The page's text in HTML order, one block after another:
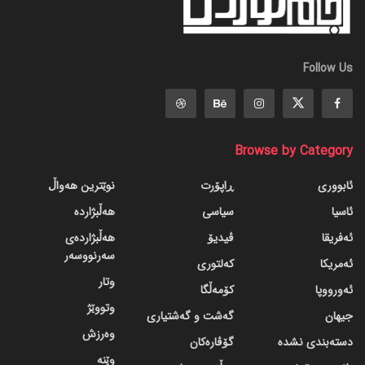
Follow Us
Browse by Category
ئابووری
ئاسیا
ئەفریقا
ئەمریکا
ئەورووپا
جیهان
دسته‌بندی نشده
ڕاپۆرت
سیاسی
ڤیدیۆ
کەلتوری
کۆمەڵگا
گه‌شت و گه‌شتیاری
گۆڤاره‌کان
نوێترین هەواڵ
هەڵبژاردە
هەڵبژاردەی
سەرنووسەر
وتار
وتووێژ
وەرزش
وێنە